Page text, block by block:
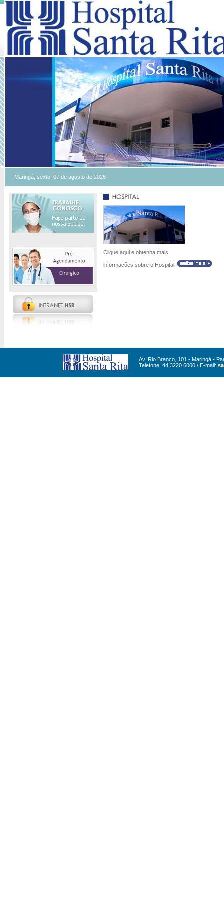
Maringá, sexta, 07 de agosto de 2026
Clique aqui e obtenha mais
informações sobre o Hospital.
Av. Rio Branco, 101 - Maringá -
Telefone: 44 3220.6000 / E-mail: